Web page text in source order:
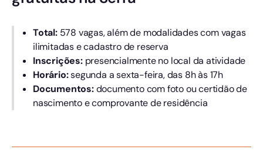
Total:578 vagas, além de modalidades com vagas
ilimitadas e cadastro de reserva
Inscrições: presencialmente no local da atividade
Horário:segunda a sexta-feira, das 8h às 17h
Documentos:documento com foto ou certidão de
nascimento e comprovante de residência